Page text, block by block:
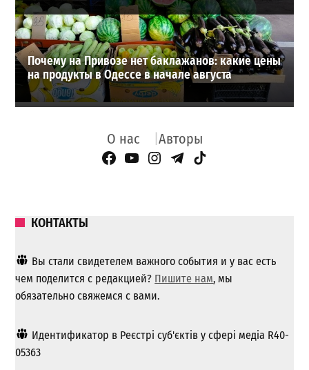
Почему на Привозе нет баклажанов: какие цены
на продукты в Одессе в начале августа
О нас Авторы
Facebook Page
YouTube
Instagram
Telegram
TikTok
КОНТАКТЫ
Вы стали свидетелем важного события и у вас есть
чем поделится с редакцией? Пишите нам, мы
обязательно свяжемся с вами.
Идентификатор в Реєстрі суб'єктів у сфері медіа R40-
05363